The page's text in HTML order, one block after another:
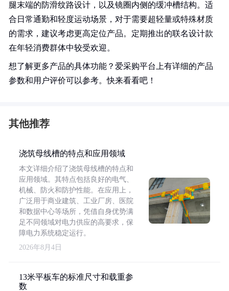
腿末端的防滑纹路设计，以及镜圈内侧的缓冲槽结构。适
合日常通勤和轻度运动场景，对于需要超轻量或特殊材质
的需求，建议考虑更高定位产品。定期推出的联名设计款
在年轻消费群体中较受欢迎。
想了解更多产品的具体功能？爱采购平台上有详细的产品
参数和用户评价可以参考。快来看看吧！
其他推荐
浇筑母线槽的特点和应用领域
本文详细介绍了浇筑母线槽的特点和
应用领域。其特点包括良好的电气、
机械、防火和防护性能。在应用上，
广泛用于商业建筑、工业厂房、医院
和数据中心等场所，凭借自身优势满
足不同领域对电力供应的高要求，保
障电力系统稳定运行。
2026年8月4日
13米平板车的标准尺寸和载重参
数